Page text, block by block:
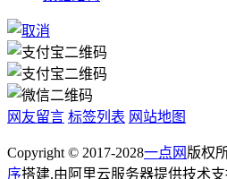
网友留言 标签列表 网站地图
Copyright © 2017-2028一点网 版权
序搭建.由阿里云服务器提供技术支